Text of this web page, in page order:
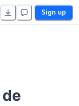
Sign up